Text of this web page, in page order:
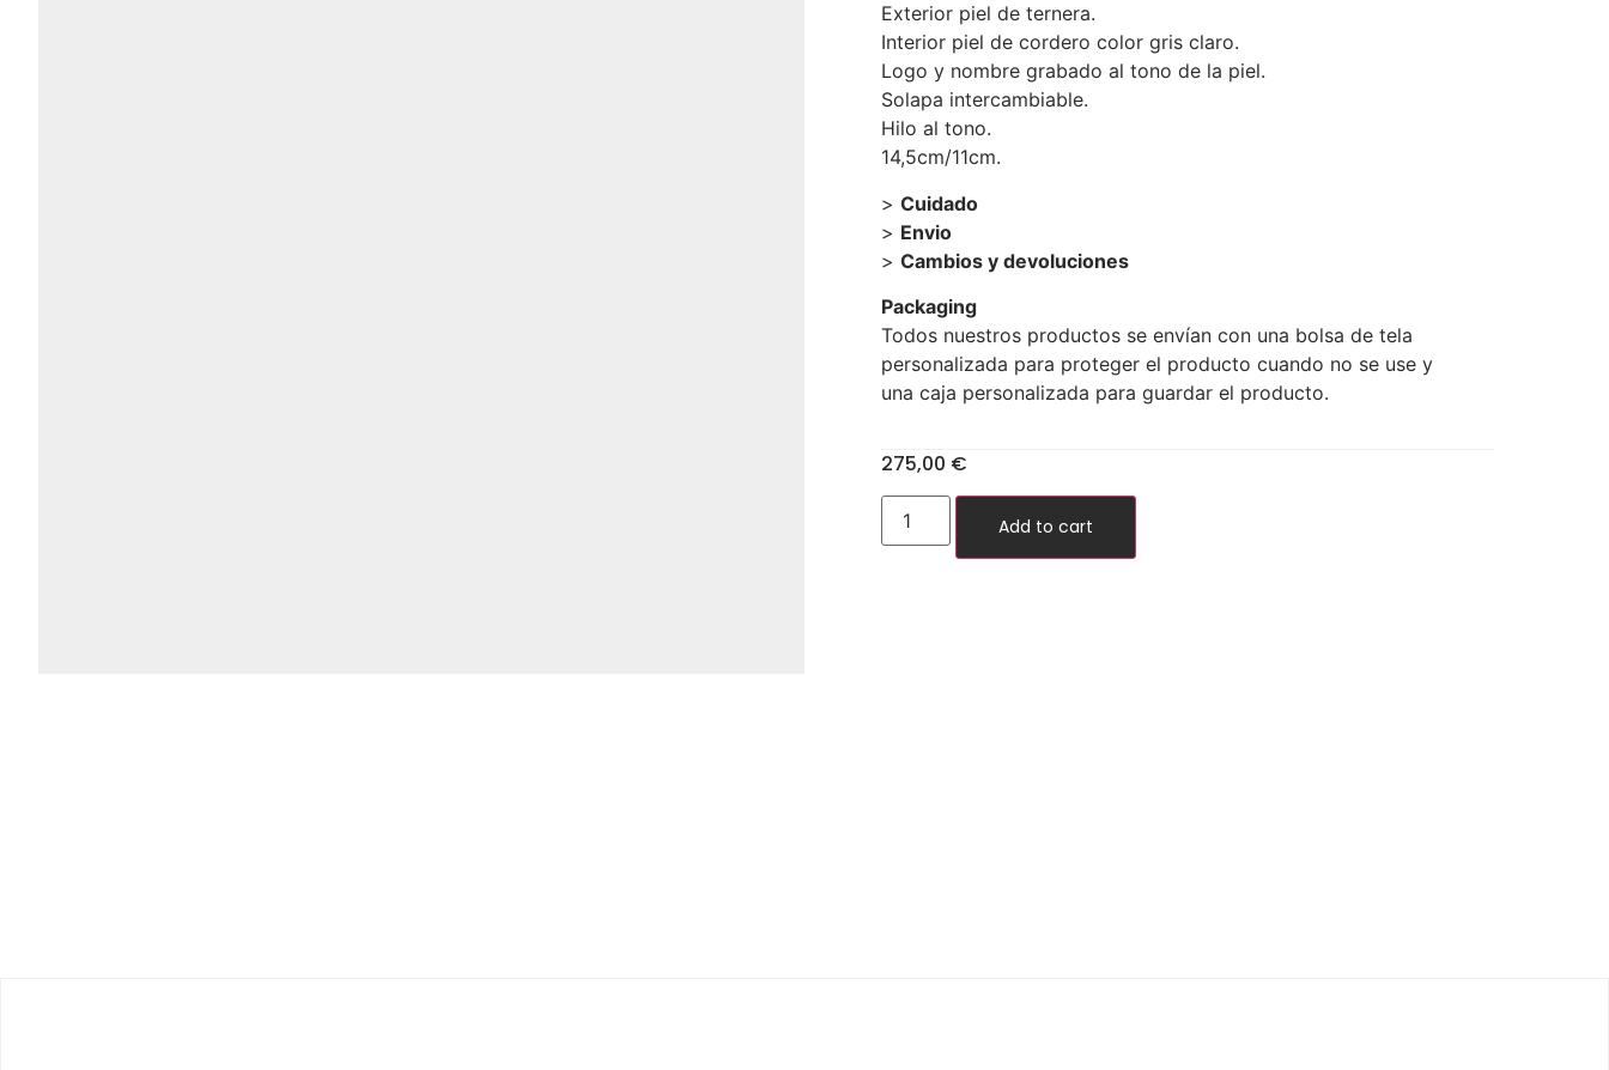
Exterior piel de ternera.
Interior piel de cordero color gris claro.
Logo y nombre grabado al tono de la piel.
Solapa intercambiable.
Hilo al tono.
14,5cm/11cm.
> Cuidado
> Envio
> Cambios y devoluciones
Packaging
Todos nuestros productos se envían con una bolsa de tela
personalizada para proteger el producto cuando no se use y
una caja personalizada para guardar el producto.
275,00 €
Add to cart